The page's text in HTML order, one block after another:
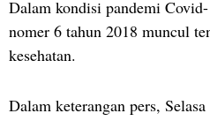
Dalam kondisi pandemi
nomer 6 tahun 2018 muncul
kesehatan.
Dalam keterangan pers,